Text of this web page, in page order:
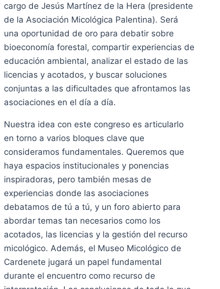
cargo de Jesús Martínez de la Hera (presidente
de la Asociación Micológica Palentina). Será
una oportunidad de oro para debatir sobre
bioeconomía forestal, compartir experiencias de
educación ambiental, analizar el estado de las
licencias y acotados, y buscar soluciones
conjuntas a las dificultades que afrontamos las
asociaciones en el día a día.
Nuestra idea con este congreso es articularlo
en torno a varios bloques clave que
consideramos fundamentales. Queremos que
haya espacios institucionales y ponencias
inspiradoras, pero también mesas de
experiencias donde las asociaciones
debatamos de tú a tú, y un foro abierto para
abordar temas tan necesarios como los
acotados, las licencias y la gestión del recurso
micológico. Además, el Museo Micológico de
Cardenete jugará un papel fundamental
durante el encuentro como recurso de